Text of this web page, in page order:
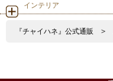
インテリア
『チャイハネ』公式通販 >